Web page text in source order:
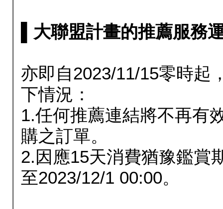
▌大聯盟計畫的推薦服務
亦即自2023/11/15零時起
下情況：
1.任何推薦連結將不再有
購之訂單。
2.因應15天消費猶豫鑑賞
至2023/12/1 00:00。